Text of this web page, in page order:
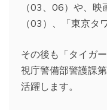
（03、06）や、映
（03）、「東京タ
その後も「タイガ
視庁警備部警護課
活躍します。